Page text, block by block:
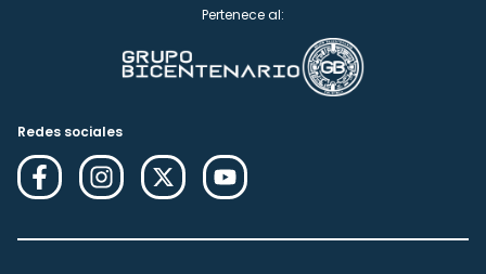
Pertenece al:
Redes sociales